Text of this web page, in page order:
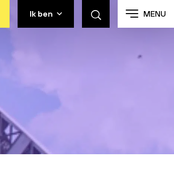
Ik ben MENU